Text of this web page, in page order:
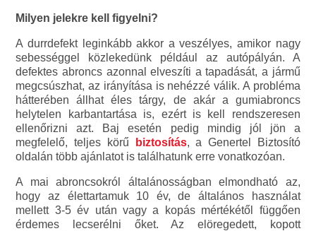
Milyen jelekre kell figyelni?
A durrdefekt leginkább akkor a veszélyes, amikor nagy
sebességgel közlekedünk például az autópályán. A
defektes abroncs azonnal elveszíti a tapadását, a jármű
megcsúszhat, az irányítása is nehézzé válik. A probléma
hátterében állhat éles tárgy, de akár a gumiabroncs
helytelen karbantartása is, ezért is kell rendszeresen
ellenőrizni azt. Baj esetén pedig mindig jól jön a
megfelelő, teljes körű
biztosítás, a Genertel Biztosító
oldalán több ajánlatot is találhatunk erre vonatkozóan.
A mai abroncsokról általánosságban elmondható az,
hogy az élettartamuk 10 év, de általános használat
mellett 3-5 év után vagy a kopás mértékétől függően
érdemes lecserélni őket. Az elöregedett, kopott